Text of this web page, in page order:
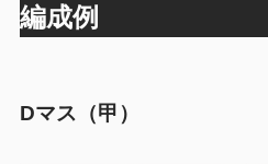
編成例
Dマス（甲）